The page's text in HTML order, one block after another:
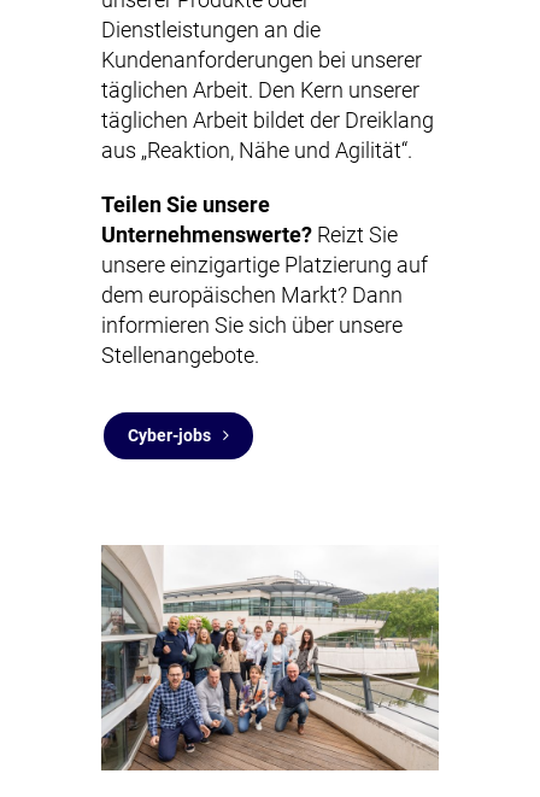
Dienstleistungen an die
Kundenanforderungen bei unserer
täglichen Arbeit. Den Kern unserer
täglichen Arbeit bildet der Dreiklang
aus „Reaktion, Nähe und Agilität“.
Teilen Sie unsere
Unternehmenswerte? Reizt Sie
unsere einzigartige Platzierung auf
dem europäischen Markt? Dann
informieren Sie sich über unsere
Stellenangebote.
Cyber-jobs